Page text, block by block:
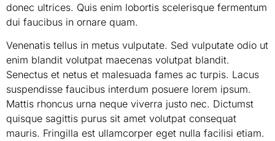
donec ultrices. Quis enim lobortis scelerisque fermentum
dui faucibus in ornare quam.
Venenatis tellus in metus vulputate. Sed vulputate odio ut
enim blandit volutpat maecenas volutpat blandit.
Senectus et netus et malesuada fames ac turpis. Lacus
suspendisse faucibus interdum posuere lorem ipsum.
Mattis rhoncus urna neque viverra justo nec. Dictumst
quisque sagittis purus sit amet volutpat consequat
mauris. Fringilla est ullamcorper eget nulla facilisi etiam.